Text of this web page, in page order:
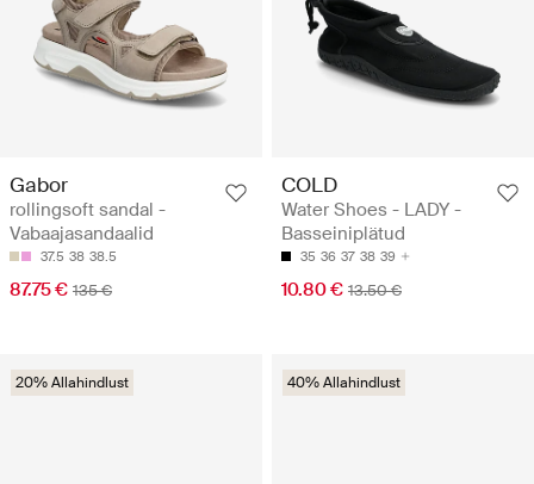
Gabor
rollingsoft sandal -
Vabaajasandaalid
37.5 38 38.5
87.75 € 135 €
COLD
Water Shoes - LADY -
Basseiniplätud
35 36 37 38 39
10.80 € 13.50 €
20% Allahindlust 40% Allahindlust